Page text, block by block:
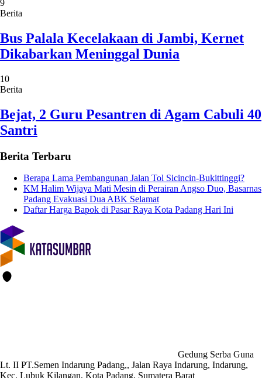
9
Berita
Bus Palala Kecelakaan di Jambi, Kernet
Dikabarkan Meninggal Dunia
10
Berita
Bejat, 2 Guru Pesantren di Agam Cabuli 40
Santri
Berita Terbaru
Berapa Lama Pembangunan Jalan Tol Sicincin-Bukittinggi?
KM Halim Wijaya Mati Mesin di Perairan Angso Duo, Basarnas
Padang Evakuasi Dua ABK Selamat
Daftar Harga Bapok di Pasar Raya Kota Padang Hari Ini
Gedung Serba Guna
Lt. II PT.Semen Indarung Padang,, Jalan Raya Indarung, Indarung,
Kec. Lubuk Kilangan, Kota Padang, Sumatera Barat